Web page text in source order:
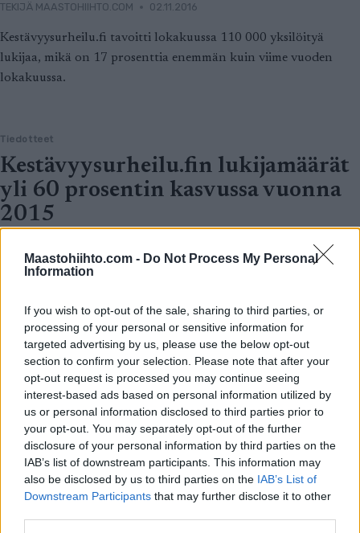
Maastohiihto.com - Do Not Process My Personal
Information
If you wish to opt-out of the sale, sharing to third parties, or
processing of your personal or sensitive information for
targeted advertising by us, please use the below opt-out
section to confirm your selection. Please note that after your
opt-out request is processed you may continue seeing
interest-based ads based on personal information utilized by
us or personal information disclosed to third parties prior to
your opt-out. You may separately opt-out of the further
disclosure of your personal information by third parties on the
IAB’s list of downstream participants. This information may
also be disclosed by us to third parties on the IAB’s List of
Downstream Participants that may further disclose it to other
TEKIJÄ MAASTOHIIHTO.COM 02.11.2016
Kestävyysurheilu.fi tavoitti lokakuussa 110 000 yksilöityä
lukijaa, mikä on 17 prosenttia enemmän kuin viime vuoden
lokakuussa.
Tiedotteet
Kestävyysurheilu.fin lukijamäärät
yli 60 prosentin kasvussa vuonna
2015
Kestävyysurheilu.fin lukijamäärät kasvoivat ennätysvauhtia
vieraili yli 100 000 eri lukijaa kuukaudessa.
Tiedotteet
Lisäerä Kestävyysurheilu.fin
heijastinpipoja saapunut
TEKIJÄ MAASTOHIIHTO.COM 23.11.2015
Kertaalleen jo loppuneita Kestävyysurheilu.fin heijastin pipoja